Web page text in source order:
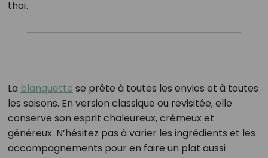
thaï.
La blanquette se prête à toutes les envies et à toutes
les saisons. En version classique ou revisitée, elle
conserve son esprit chaleureux, crémeux et
généreux. N’hésitez pas à varier les ingrédients et les
accompagnements pour en faire un plat aussi